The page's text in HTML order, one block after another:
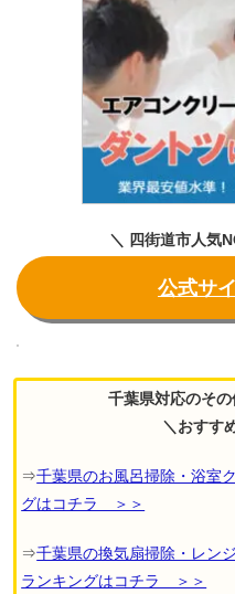
＼ 四街道市人気
公式サ
千葉県対応のそ
＼おすす
⇒千葉県のお風呂掃除・浴室
グはコチラ ＞＞
⇒千葉県の換気扇掃除・レン
ランキングはコチラ ＞＞